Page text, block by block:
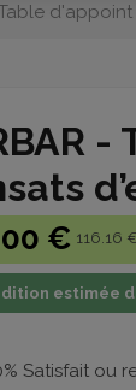
€ 116.16
estimée
Satisfait ou